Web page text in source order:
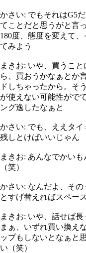
かさい: でもそれはG5
てことだと思うがと言
180度、態度を変えて
てみよう
まきお: いや、買うこ
ら、買おうかなぁとか
ドしちゃったから。そ
が使えない可能性がで
ング逸したなぁと
かさい: でも、ええタ
残しとけばいいじゃん
まきお: あんなでかい
（笑）
かさい: なんだよ、そ
とすげ替えればスペー
まきお: いや、話せば
まぁ、いずれ買い換え
ップもしないとなぁと
い（笑）